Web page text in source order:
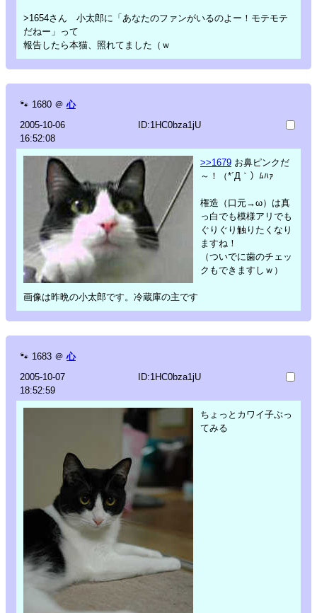
>1654さん 小太郎に「あなたのファンがいるのよー！モテモテ
だねー」って
報告したら本猫、照れてました（ｗ
🐾 1680 ＠ 心
2005-10-06
16:52:08
ID:1HC0bza1jU
>>1679 お鼻ピンクだ
～！（*´Д｀）ﾑﾊｧ
権造（口元→ω）は真
っ白でも模様アリでも
ぐりぐり触りたくなり
ますね！
（ついでに歯のチェッ
クもできますしｗ）
画像は昨晩の小太郎です。冷蔵庫の主です
🐾 1683 ＠ 心
2005-10-07
18:52:59
ID:1HC0bza1jU
ちょっとカワイ子ぶっ
てみる